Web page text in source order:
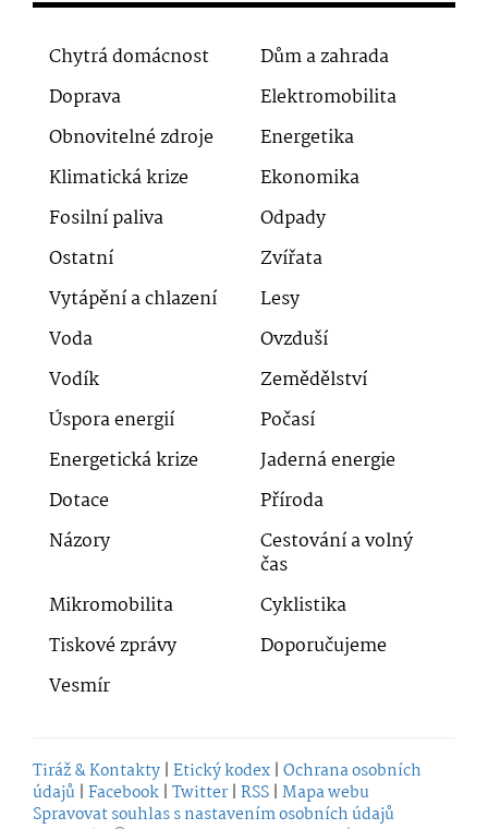
Chytrá domácnost
Dům a zahrada
Doprava
Elektromobilita
Obnovitelné zdroje
Energetika
Klimatická krize
Ekonomika
Fosilní paliva
Odpady
Ostatní
Zvířata
Vytápění a chlazení
Lesy
Voda
Ovzduší
Vodík
Zemědělství
Úspora energií
Počasí
Energetická krize
Jaderná energie
Dotace
Příroda
Názory
Cestování a volný
čas
Mikromobilita
Cyklistika
Tiskové zprávy
Doporučujeme
Vesmír
Tiráž & Kontakty | Etický kodex | Ochrana osobních
údajů | Facebook | Twitter | RSS | Mapa webu
Spravovat souhlas s nastavením osobních údajů